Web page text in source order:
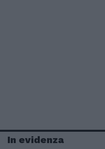
In evidenza